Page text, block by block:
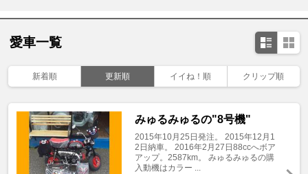
愛車一覧
新着順 更新順 イイね！順 クリップ順
みゅるみゅるの"8号機"
2015年10月25日発注。 2015年12月1
2日納車。 2016年2月27日88ccへボア
アップ。2587km。 みゅるみゅるの購
入動機はカラー ...